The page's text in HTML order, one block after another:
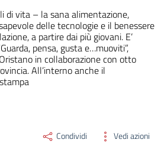
di vita – la sana alimentazione,
delle tecnologie e il benessere
a partire dai più giovani. E’
pensa, gusta e…muoviti”,
in collaborazione con otto
All’interno anche il
Condividi Vedi azioni